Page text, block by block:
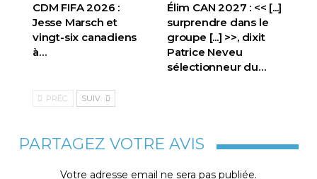
CDM FIFA 2026 :
Jesse Marsch et
vingt-six canadiens
à…
Élim CAN 2027 : << [...]
surprendre dans le
groupe [...] >>, dixit
Patrice Neveu
sélectionneur du…
PRÉC. SUIV.
PARTAGEZ VOTRE AVIS
Votre adresse email ne sera pas publiée.